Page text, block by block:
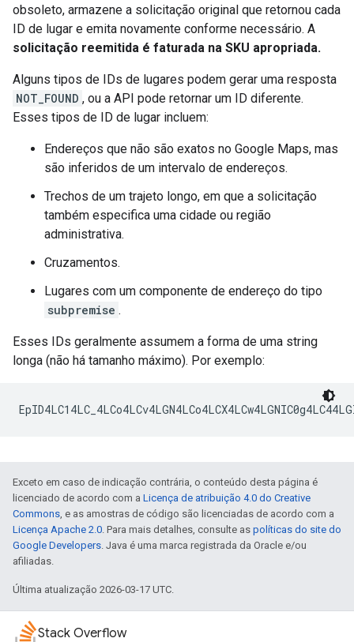
obsoleto, armazene a solicitação original que retornou cada
ID de lugar e emita novamente conforme necessário. A
solicitação reemitida é faturada na SKU apropriada.
Alguns tipos de IDs de lugares podem gerar uma resposta
NOT_FOUND , ou a API pode retornar um ID diferente.
Esses tipos de ID de lugar incluem:
Endereços que não são exatos no Google Maps, mas
são inferidos de um intervalo de endereços.
Trechos de um trajeto longo, em que a solicitação
também especifica uma cidade ou região
administrativa.
Cruzamentos.
Lugares com um componente de endereço do tipo
subpremise .
Esses IDs geralmente assumem a forma de uma string
longa (não há tamanho máximo). Por exemplo:
Exceto em caso de indicação contrária, o conteúdo desta página é
licenciado de acordo com a Licença de atribuição 4.0 do Creative
Commons, e as amostras de código são licenciadas de acordo com a
Licença Apache 2.0. Para mais detalhes, consulte as políticas do site do
Google Developers. Java é uma marca registrada da Oracle e/ou
afiliadas.
Última atualização 2026-03-17 UTC.
Stack Overflow